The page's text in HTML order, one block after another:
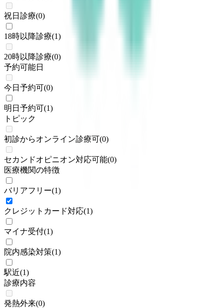
祝日診療(0)
18時以降診療(1)
20時以降診療(0)
予約可能日
今日予約可(0)
明日予約可(1)
トピック
初診からオンライン診療可(0)
セカンドオピニオン対応可能(0)
医療機関の特徴
バリアフリー(1)
クレジットカード対応(1)
マイナ受付(1)
院内感染対策(1)
駅近(1)
診療内容
発熱外来(0)